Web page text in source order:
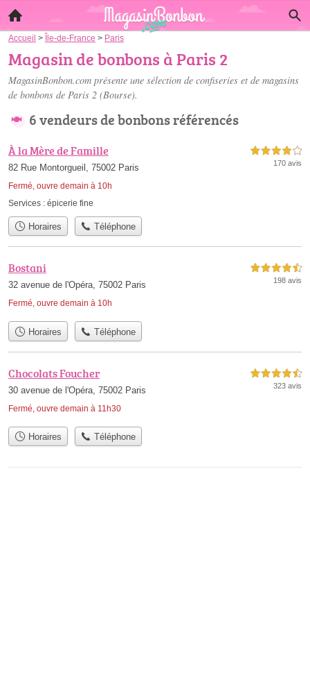
Accueil > Île-de-France > Paris
Magasin de bonbons à Paris 2
MagasinBonbon.com présente une sélection de confiseries et de magasins
de bonbons de Paris 2 (Bourse).
6 vendeurs de bonbons référencés
À la Mère de Famille
82 Rue Montorgueil, 75002 Paris
Fermé, ouvre demain à 10h
4,0 étoiles sur 5
170 avis
Services : épicerie fine
Horaires Téléphone
Bostani
32 avenue de l'Opéra, 75002 Paris
Fermé, ouvre demain à 10h
4,5 étoiles sur 5
198 avis
Horaires Téléphone
Chocolats Foucher
30 avenue de l'Opéra, 75002 Paris
Fermé, ouvre demain à 11h30
4,5 étoiles sur 5
323 avis
Horaires Téléphone